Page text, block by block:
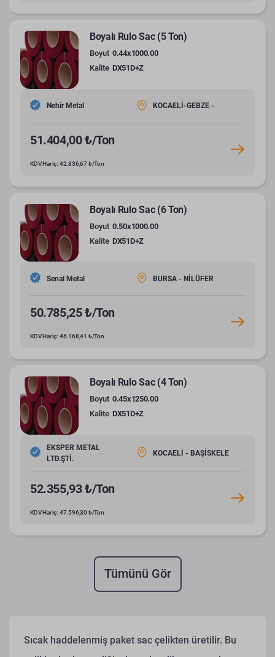
Boyalı Rulo Sac (5 Ton)
Boyut 0.44x1000.00
Kalite DX51D+Z
Nehir Metal KOCAELİ-GEBZE -
51.404,00 ₺/Ton
KDV Hariç: 42.836,67 ₺/Ton
Boyalı Rulo Sac (6 Ton)
Boyut 0.50x1000.00
Kalite DX51D+Z
Senal Metal BURSA - NİLÜFER
50.785,25 ₺/Ton
KDV Hariç: 46.168,41 ₺/Ton
Boyalı Rulo Sac (4 Ton)
Boyut 0.45x1250.00
Kalite DX51D+Z
EKSPER METAL
LTD.ŞTİ.
KOCAELİ - BAŞİSKELE
52.355,93 ₺/Ton
KDV Hariç: 47.596,30 ₺/Ton
Tümünü Gör
Sıcak haddelenmiş paket sac çelikten üretilir. Bu